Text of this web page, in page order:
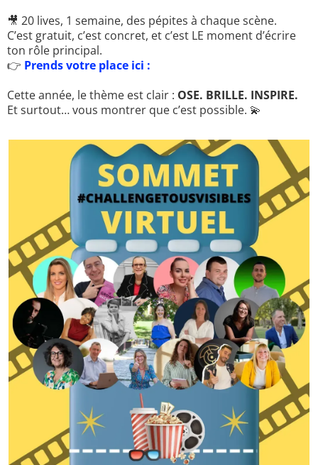
🎥 20 lives, 1 semaine, des pépites à chaque scène.
C’est gratuit, c’est concret, et c’est LE moment d’écrire
ton rôle principal.
👉 Prends votre place ici :
Cette année, le thème est clair : OSE. BRILLE. INSPIRE.
Et surtout… vous montrer que c’est possible. 💫